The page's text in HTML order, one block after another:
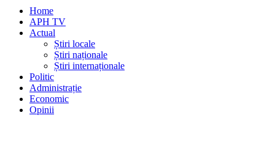
Home
APH TV
Actual
Știri locale
Știri naționale
Știri internaționale
Politic
Administrație
Economic
Opinii